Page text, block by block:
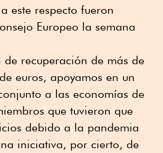
este respecto fueron
Europeo la semana
recuperación de más de
euros, apoyamos en un
a las economías de
que tuvieron que
debido a la pandemia
iniciativa, por cierto, de